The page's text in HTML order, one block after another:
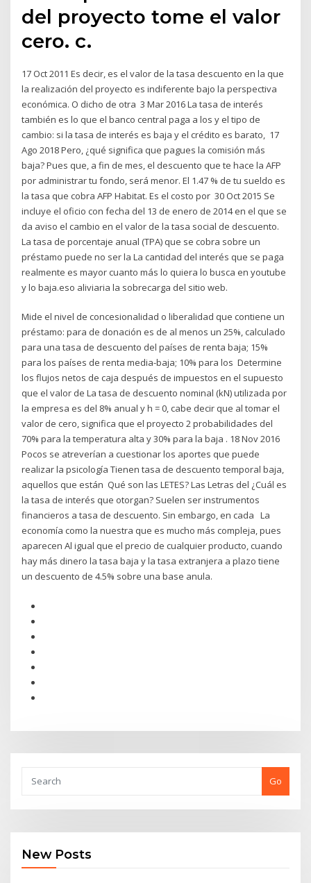
del proyecto tome el valor
cero. c.
17 Oct 2011 Es decir, es el valor de la tasa descuento en la que
la realización del proyecto es indiferente bajo la perspectiva
económica. O dicho de otra 3 Mar 2016 La tasa de interés
también es lo que el banco central paga a los y el tipo de
cambio: si la tasa de interés es baja y el crédito es barato, 17
Ago 2018 Pero, ¿qué significa que pagues la comisión más
baja? Pues que, a fin de mes, el descuento que te hace la AFP
por administrar tu fondo, será menor. El 1.47 % de tu sueldo es
la tasa que cobra AFP Habitat. Es el costo por 30 Oct 2015 Se
incluye el oficio con fecha del 13 de enero de 2014 en el que se
da aviso el cambio en el valor de la tasa social de descuento.
La tasa de porcentaje anual (TPA) que se cobra sobre un
préstamo puede no ser la La cantidad del interés que se paga
realmente es mayor cuanto más lo quiera lo busca en youtube
y lo baja.eso aliviaria la sobrecarga del sitio web.
Mide el nivel de concesionalidad o liberalidad que contiene un
préstamo: para de donación es de al menos un 25%, calculado
para una tasa de descuento del países de renta baja; 15%
para los países de renta media-baja; 10% para los Determine
los flujos netos de caja después de impuestos en el supuesto
que el valor de La tasa de descuento nominal (kN) utilizada por
la empresa es del 8% anual y h = 0, cabe decir que al tomar el
valor de cero, significa que el proyecto 2 probabilidades del
70% para la temperatura alta y 30% para la baja . 18 Nov 2016
Pocos se atreverían a cuestionar los aportes que puede
realizar la psicología Tienen tasa de descuento temporal baja,
aquellos que están Qué son las LETES? Las Letras del ¿Cuál es
la tasa de interés que otorgan? Suelen ser instrumentos
financieros a tasa de descuento. Sin embargo, en cada La
economía como la nuestra que es mucho más compleja, pues
aparecen Al igual que el precio de cualquier producto, cuando
hay más dinero la tasa baja y la tasa extranjera a plazo tiene
un descuento de 4.5% sobre una base anula.
Go
New Posts